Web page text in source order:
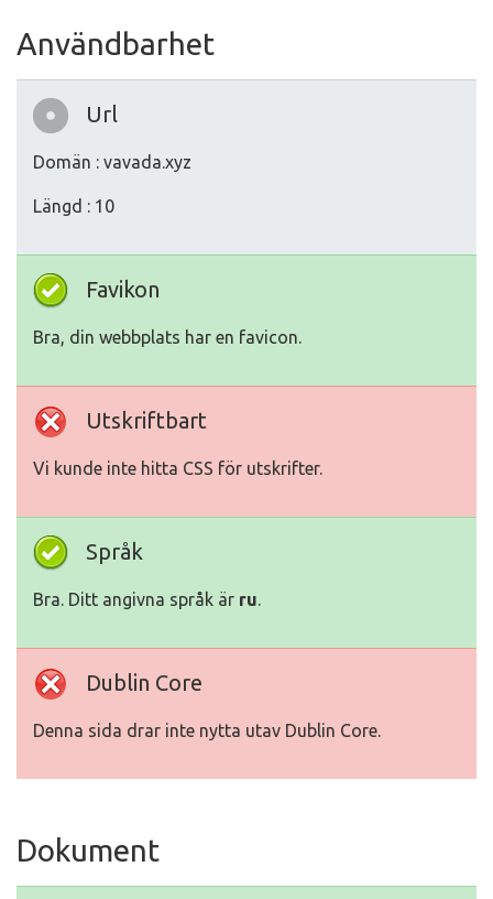
Användbarhet
Url
Domän : vavada.xyz
Längd : 10
Favikon
Bra, din webbplats har en favicon.
Utskriftbart
Vi kunde inte hitta CSS för utskrifter.
Språk
Bra. Ditt angivna språk är ru.
Dublin Core
Denna sida drar inte nytta utav Dublin Core.
Dokument